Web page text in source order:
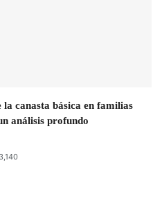
canasta básica en familias
análisis profundo
3,140